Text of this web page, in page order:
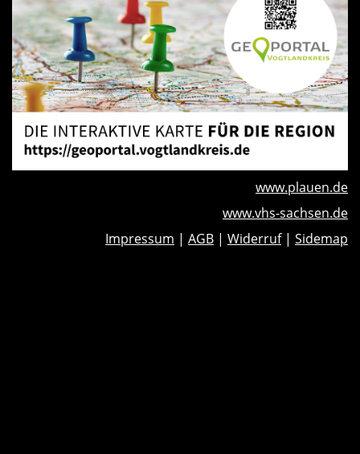
www.plauen.de
www.vhs-sachsen.de
Impressum | AGB | Widerruf| Sidemap